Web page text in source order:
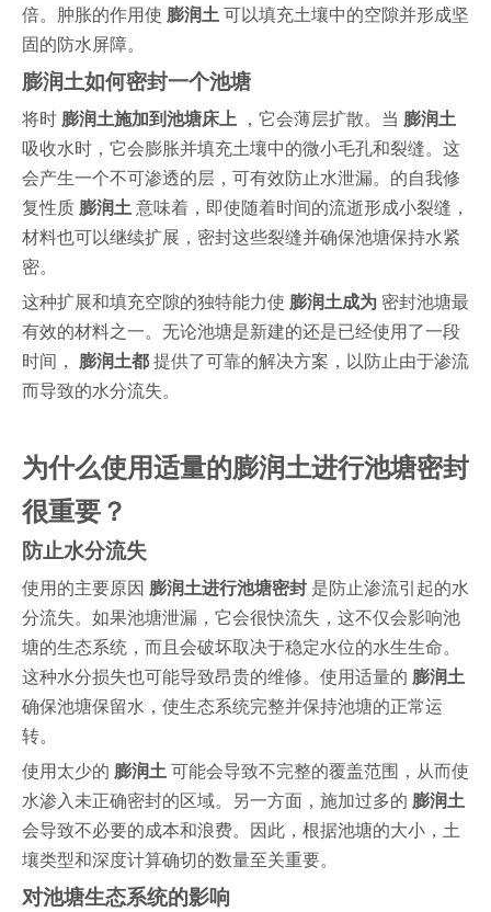
倍。肿胀的作用使 膨润土可以填充土壤中的空隙并形成坚
固的防水屏障。
膨润土如何密封一个池塘
将时膨润土施加到池塘床上 ，它会薄层扩散。当 膨润土
吸收水时，它会膨胀并填充土壤中的微小毛孔和裂缝。这
会产生一个不可渗透的层，可有效防止水泄漏。的自我修
复性质膨润土意味着，即使随着时间的流逝形成小裂缝，
材料也可以继续扩展，密封这些裂缝并确保池塘保持水紧
密。
这种扩展和填充空隙的独特能力使 膨润土成为 密封池塘最
有效的材料之一。无论池塘是新建的还是已经使用了一段
时间， 膨润土都提供了可靠的解决方案，以防止由于渗流
而导致的水分流失。
为什么使用适量的膨润土进行池塘密封
很重要？
防止水分流失
使用的主要原因 膨润土进行池塘密封 是防止渗流引起的水
分流失。如果池塘泄漏，它会很快流失，这不仅会影响池
塘的生态系统，而且会破坏取决于稳定水位的水生生命。
这种水分损失也可能导致昂贵的维修。使用适量的 膨润土
确保池塘保留水，使生态系统完整并保持池塘的正常运
转。
使用太少的 膨润土可能会导致不完整的覆盖范围，从而使
水渗入未正确密封的区域。另一方面，施加过多的 膨润土
会导致不必要的成本和浪费。因此，根据池塘的大小，土
壤类型和深度计算确切的数量至关重要。
对池塘生态系统的影响